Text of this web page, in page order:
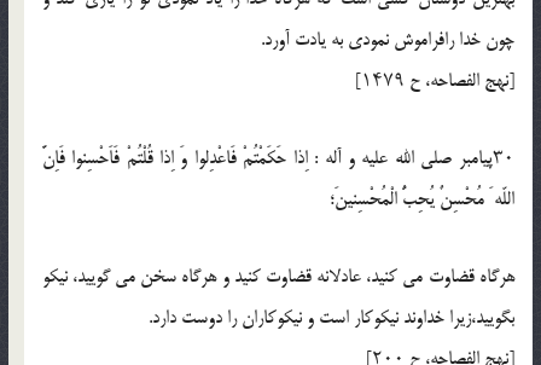
چون خدا رافراموش نمودى به يادت آورد.
[نهج الفصاحه، ح ۱۴۷۹]
۳۰پيامبر صلي الله عليه و آله : اِذا حَكَمْتُمْ فَاعْدِلوا وَ اِذا قُلْتُمْ فَاَحْسِنوا فَاِنَّ
اللّه َ مُحْسِنٌ يُحِبُّ الْمُحْسِنينَ؛
هرگاه قضاوت مى كنيد، عادلانه قضاوت كنيد و هرگاه سخن مى گوييد، نيكو
بگوييد،زيرا خداوند نيكوكار است و نيكوكاران را دوست دارد.